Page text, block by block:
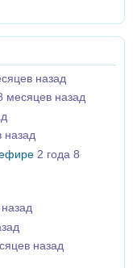
назад
месяцев назад
назад
2 года 8
назад